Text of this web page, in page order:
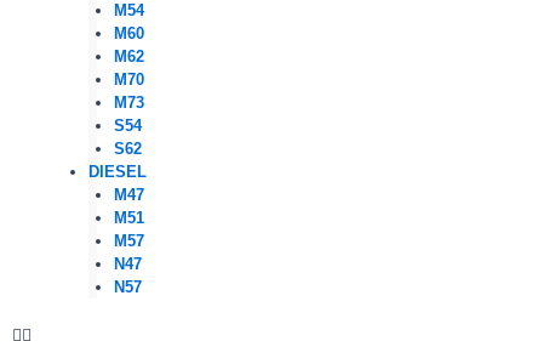
M54
M60
M62
M70
M73
S54
S62
DIESEL
M47
M51
M57
N47
N57